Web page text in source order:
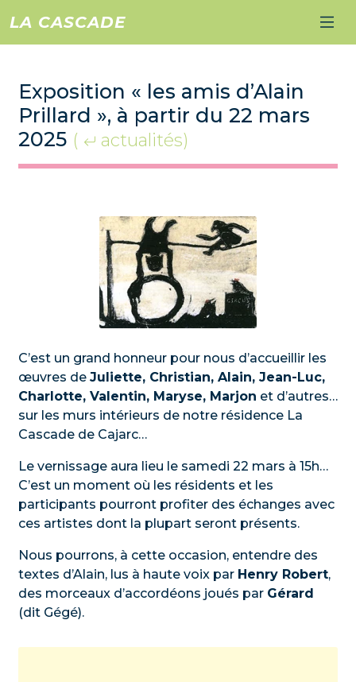
LA CASCADE
Exposition « les amis d’Alain
Prillard », à partir du 22 mars
2025 ( actualités)
C’est un grand honneur pour nous d’accueillir les
œuvres de Juliette, Christian, Alain, Jean-Luc,
Charlotte, Valentin, Maryse, Marjon et d’autres…
sur les murs intérieurs de notre résidence La
Cascade de Cajarc…
Le vernissage aura lieu le samedi 22 mars à 15h…
C’est un moment où les résidents et les
participants pourront profiter des échanges avec
ces artistes dont la plupart seront présents.
Nous pourrons, à cette occasion, entendre des
textes d’Alain, lus à haute voix par Henry Robert,
des morceaux d’accordéons joués par Gérard
(dit Gégé).